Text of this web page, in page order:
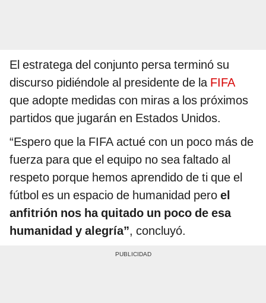
El estratega del conjunto persa terminó su
discurso pidiéndole al presidente de la FIFA
que adopte medidas con miras a los próximos
partidos que jugarán en Estados Unidos.
“Espero que la FIFA actué con un poco más de
fuerza para que el equipo no sea faltado al
respeto porque hemos aprendido de ti que el
fútbol es un espacio de humanidad pero el
anfitrión nos ha quitado un poco de esa
humanidad y alegría”, concluyó.